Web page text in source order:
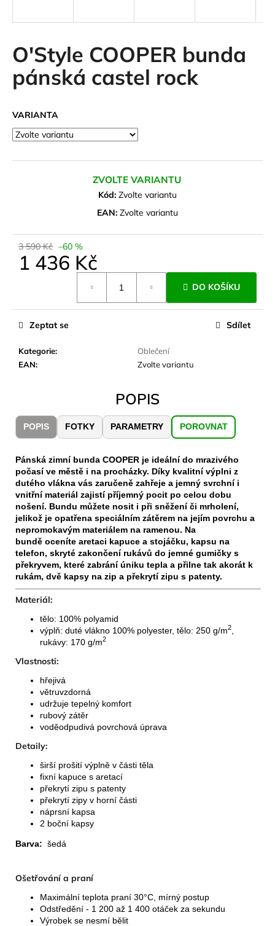
O'Style COOPER bunda
pánská castel rock
VARIANTA
ZVOLTE VARIANTU
Kód: Zvolte variantu
EAN: Zvolte variantu
3 590 Kč –60 %
1 436 Kč
DO KOŠÍKU
Kategorie:
Oblečení
EAN: Zvolte variantu
Zeptat se Sdílet
POPIS
POPIS FOTKY PARAMETRY POROVNAT
Pánská zimní bunda COOPER je ideální do mrazivého
počasí ve městě i na procházky. Díky kvalitní výplni z
dutého vlákna vás zaručeně zahřeje a jemný svrchní i
vnitřní materiál zajistí příjemný pocit po celou dobu
nošení. Bundu můžete nosit i při sněžení či mrholení,
jelikož je opatřena speciálním zátěrem na jejím povrchu a
nepromokavým materiálem na ramenou. Na
bundě oceníte aretaci kapuce a stojáčku, kapsu na
telefon, skryté zakončení rukávů do jemné gumičky s
překryvem, které zabrání úniku tepla a přilne tak akorát k
rukám, dvě kapsy na zip a překrytí zipu s patenty.
Materiál:
tělo: 100% polyamid
výplň: duté vlákno 100% polyester, tělo: 250 g/m2
rukávy: 170 g/m2
Vlastnosti:
hřejivá
větruvzdorná
udržuje tepelný komfort
rubový zátěr
voděodpudivá povrchová úprava
Detaily:
širší prošití výplně v části těla
fixní kapuce s aretací
překrytí zipu s patenty
překrytí zipy v horní části
náprsní kapsa
2 boční kapsy
Barva: šedá
Ošetřování a praní
Maximální teplota praní 30°C, mírný postup
Odstředění - 1 200 až 1 400 otáček za sekundu
Výrobek se nesmí bělit
í
t
?
HLEDAT
o
m
FUTURA
1500
ML
379
Kč